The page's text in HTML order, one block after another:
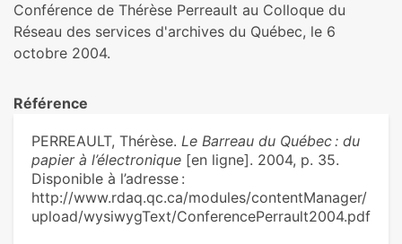
Conférence de Thérèse Perreault au Colloque du
Réseau des services d'archives du Québec, le 6
octobre 2004.
Référence
PERREAULT, Thérèse. Le Barreau du Québec : du
papier à l’électronique [en ligne]. 2004, p. 35.
Disponible à l’adresse :
http://www.rdaq.qc.ca/modules/contentManager/
upload/wysiwygText/ConferencePerrault2004.pdf